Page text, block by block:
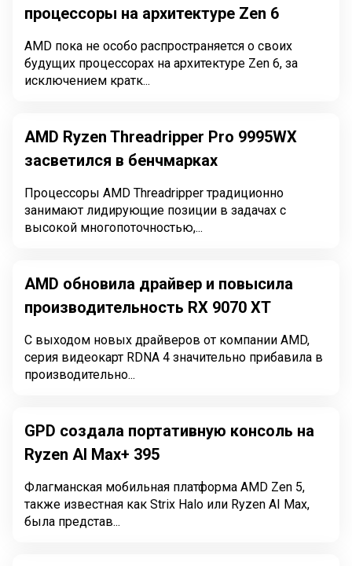
процессоры на архитектуре Zen 6
AMD пока не особо распространяется о своих
будущих процессорах на архитектуре Zen 6, за
исключением кратк...
AMD Ryzen Threadripper Pro 9995WX
засветился в бенчмарках
Процессоры AMD Threadripper традиционно
занимают лидирующие позиции в задачах с
высокой многопоточностью,...
AMD обновила драйвер и повысила
производительность RX 9070 XT
С выходом новых драйверов от компании AMD,
серия видеокарт RDNA 4 значительно прибавила в
производительно...
GPD создала портативную консоль на
Ryzen AI Max+ 395
Флагманская мобильная платформа AMD Zen 5,
также известная как Strix Halo или Ryzen AI Max,
была представ...